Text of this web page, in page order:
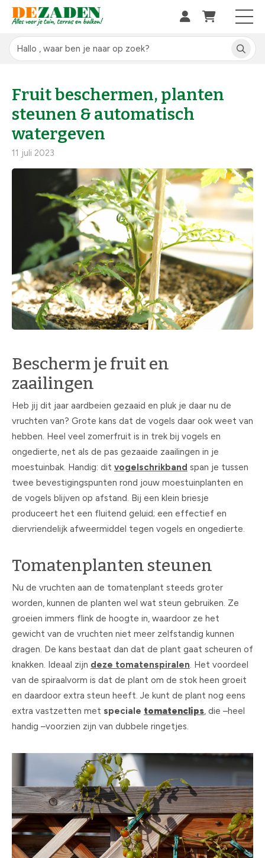
Fruit beschermen, planten
steunen & automatisch
watergeven
11 juli 2023
Bescherm je fruit en
zaailingen
Heb jij dit jaar aardbeien gezaaid en pluk je daar nu de
vruchten van? Grote kans dat de vogels daar ook weet van
hebben. Heel veel zomerfruit is in trek bij vogels en
ongedierte, net als de pas gezaaide zaailingen in je
moestuinbak. Handig: dit vogelschrikband span je tussen
twee bevestigingspunten rond jouw moestuinplanten en
de vogels blijven op afstand. Bij een klein briesje
produceert het een fluitend geluid; een effectief en
diervriendelijk afweermiddel tegen vogels en ongedierte.
Tomatenplanten steunen
Nu de vruchten aan de tomatenplant steeds groter
worden, kunnen de planten wel wat steun gebruiken. Ze
groeien immers flink de hoogte in, waardoor ze het
gewicht van de vruchten niet meer zelfstandig kunnen
dragen. De kans bestaat dan dat de plant gaat scheuren of
knakken. Ideaal zijn deze tomatenspiralen. Het voordeel
van de spiraalvorm is dat de plant om de stok heen groeit
en daardoor extra steun heeft. Je kunt de plant nog eens
extra vastzetten met speciale tomatenclips, die –heel
handig –voorzien zijn van dubbele ringetjes.